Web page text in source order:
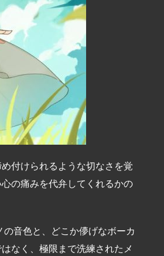
付けられるような切なさを覚
の痛みを代弁してくれるかの
音色と、どこか儚げなボーカ
なく、極限まで洗練されたメ